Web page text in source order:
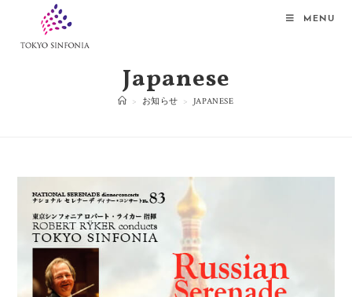
MENU
Japanese
> お知らせ > JAPANESE